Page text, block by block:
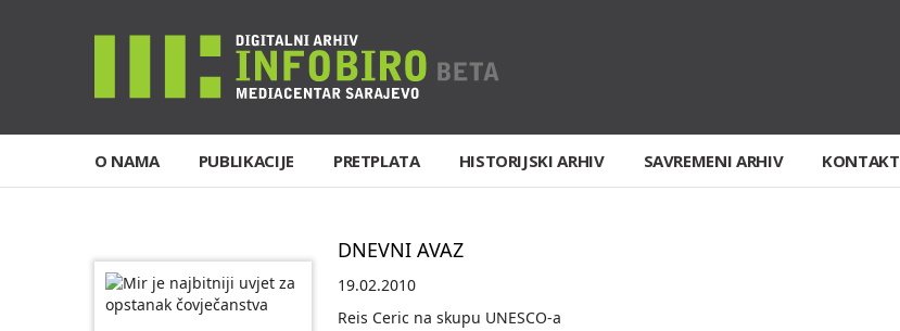
O NAMA PUBLIKACIJE PRETPLATA HISTORIJSKI ARHIV SAVREMENI ARHIV KONTAKT
DNEVNI AVAZ
19.02.2010
Reis Ceric na skupu UNESCO-a